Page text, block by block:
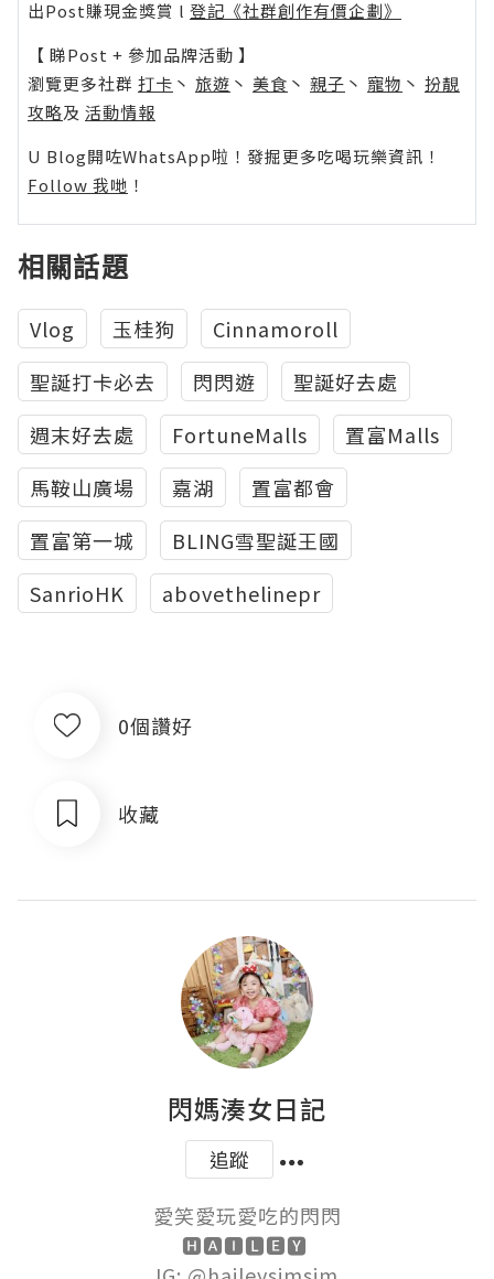
出Post賺現金獎賞 l 登記《社群創作有價企劃》
【 睇Post + 參加品牌活動 】
瀏覽更多社群 打卡 丶 旅遊 丶 美食 丶 親子 丶 寵物 丶 扮靚
攻略及 活動情報
U Blog開咗WhatsApp啦！發掘更多吃喝玩樂資訊！
Follow 我哋 ！
相關話題
Vlog 玉桂狗
Cinnamoroll
聖誕打卡必去
閃閃遊
聖誕好去處
週末好去處
FortuneMalls
置富Malls
馬鞍山廣場
嘉湖
置富都會
置富第一城
BLING雪聖誕王國
SanrioHK
abovethelinepr
0個讚好
收藏
閃媽湊女日記
追蹤
愛笑愛玩愛吃的閃閃
🅷🅰🅸🅻🅴🆈